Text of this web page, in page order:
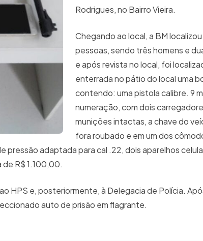
Rodrigues, no Bairro Vieira.
Chegando ao local, a BM
pessoas, sendo três homens e
e após revista no local, foi
enterrada no pátio do local uma
contendo: uma pistola calibre. 9
numeração, com dois
munições intactas, a chave do
fora roubado e em um dos
pressão adaptada para cal .22, dois aparelhos
R$ 1.100,00.
HPS e, posteriormente, à Delegacia de Polícia.
auto de prisão em flagrante.